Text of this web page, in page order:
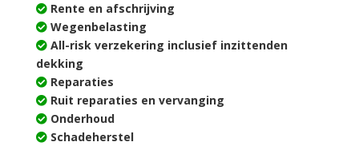
Rente en afschrijving
Wegenbelasting
All-risk verzekering inclusief inzittenden
dekking
Reparaties
Ruit reparaties en vervanging
Onderhoud
Schadeherstel